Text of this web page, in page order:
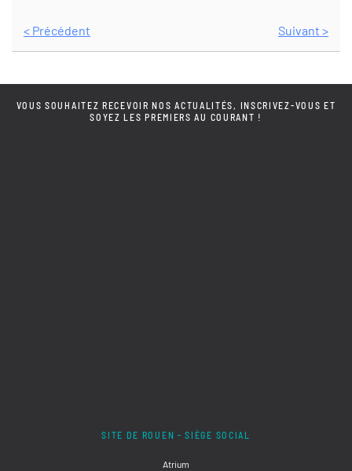
< Précédent Suivant >
VOUS SOUHAITEZ RECEVOIR NOS ACTUALITÉS, INSCRIVEZ-VOUS ET
SOYEZ LES PREMIERS AU COURANT !
SITE DE ROUEN - SIÈGE SOCIAL
Atrium